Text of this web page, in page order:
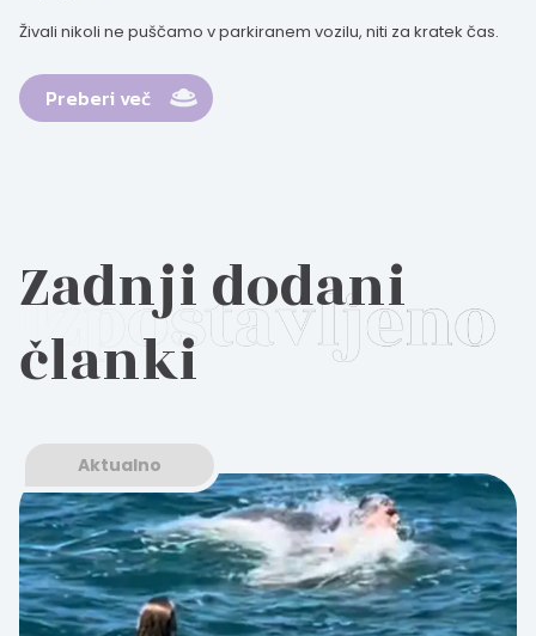
Živali nikoli ne puščamo v parkiranem vozilu, niti za kratek čas.
Preberi več
Zadnji dodani
članki
Aktualno